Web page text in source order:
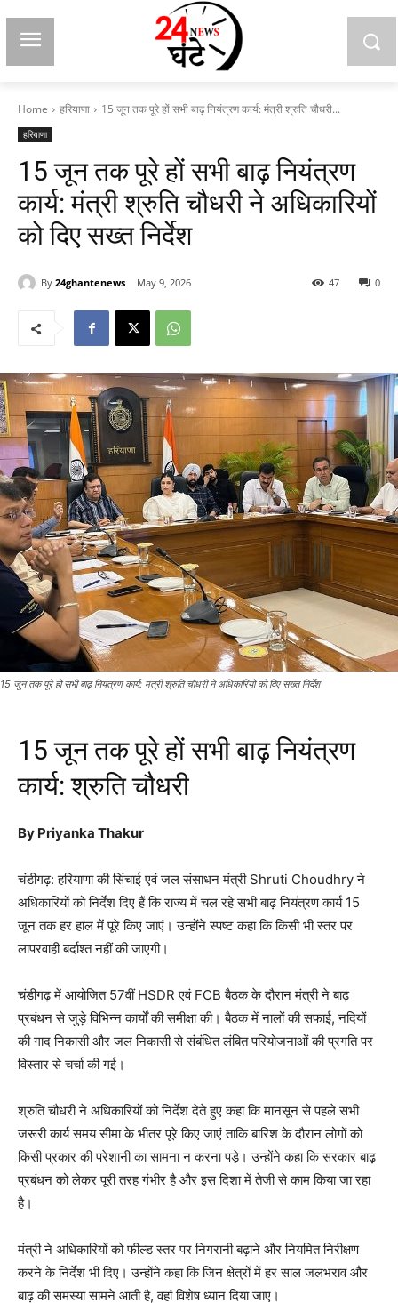
Home हरियाणा 15 जून तक पूरे हों सभी बाढ़ नियंत्रण कार्य: मंत्री श्रुति चौधरी...
हरियाणा
15 जून तक पूरे हों सभी बाढ़ नियंत्रण
कार्य: मंत्री श्रुति चौधरी ने अधिकारियों
को दिए सख्त निर्देश
By 24ghantenews May 9, 2026 0
47
15 जून तक पूरे हों सभी बाढ़ नियंत्रण कार्य: मंत्री श्रुति चौधरी ने अधिकारियों को दिए सख्त निर्देश
15 जून तक पूरे हों सभी बाढ़ नियंत्रण
कार्य: श्रुति चौधरी
By Priyanka Thakur
चंडीगढ़: हरियाणा की सिंचाई एवं जल संसाधन मंत्री Shruti Choudhryने
अधिकारियों को निर्देश दिए हैं कि राज्य में चल रहे सभी बाढ़ नियंत्रण कार्य 15
जून तक हर हाल में पूरे किए जाएं। उन्होंने स्पष्ट कहा कि किसी भी स्तर पर
लापरवाही बर्दाश्त नहीं की जाएगी।
चंडीगढ़ में आयोजित 57वीं HSDR एवं FCB बैठक के दौरान मंत्री ने बाढ़
प्रबंधन से जुड़े विभिन्न कार्यों की समीक्षा की। बैठक में नालों की सफाई, नदियों
की गाद निकासी और जल निकासी से संबंधित लंबित परियोजनाओं की प्रगति पर
विस्तार से चर्चा की गई।
श्रुति चौधरी ने अधिकारियों को निर्देश देते हुए कहा कि मानसून से पहले सभी
जरूरी कार्य समय सीमा के भीतर पूरे किए जाएं ताकि बारिश के दौरान लोगों को
किसी प्रकार की परेशानी का सामना न करना पड़े। उन्होंने कहा कि सरकार बाढ़
प्रबंधन को लेकर पूरी तरह गंभीर है और इस दिशा में तेजी से काम किया जा रहा
है।
मंत्री ने अधिकारियों को फील्ड स्तर पर निगरानी बढ़ाने और नियमित निरीक्षण
करने के निर्देश भी दिए। उन्होंने कहा कि जिन क्षेत्रों में हर साल जलभराव और
बाढ़ की समस्या सामने आती है, वहां विशेष ध्यान दिया जाए।